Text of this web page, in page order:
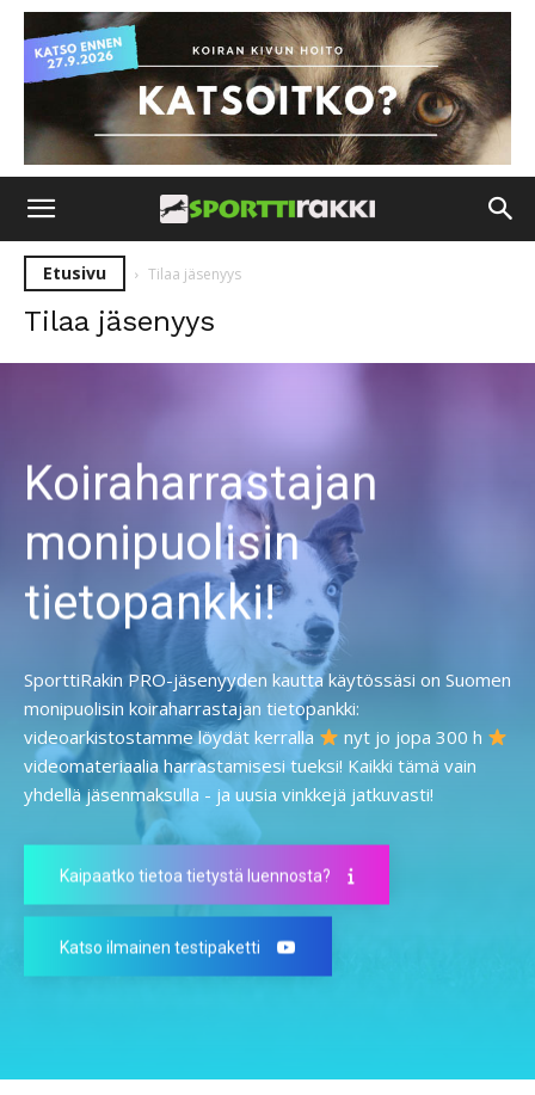
Etusivu Tilaa jäsenyys
Tilaa jäsenyys
Koiraharrastajan
monipuolisin
tietopankki!
SporttiRakin PRO-jäsenyyden kautta käytössäsi on Suomen
monipuolisin koiraharrastajan tietopankki:
videoarkistostamme löydät kerralla
nyt jo jopa 300 h
videomateriaalia harrastamisesi tueksi! Kaikki tämä vain
yhdellä jäsenmaksulla - ja uusia vinkkejä jatkuvasti!
Kaipaatko tietoa tietystä luennosta?
Katso ilmainen testipaketti